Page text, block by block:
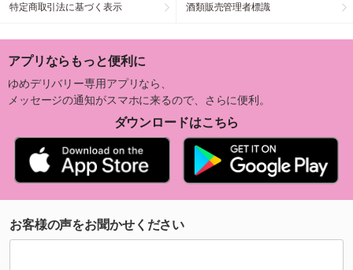
特定商取引法に基づく表示 酒類販売管理者標識
アプリならもっと便利に
ゆめデリバリー専用アプリなら、
メッセージの通知がスマホに来るので、さらに便利。
ダウンロードはこちら
お客様の声をお聞かせください